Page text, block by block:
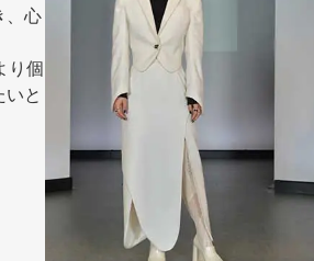
、心
り個
いと